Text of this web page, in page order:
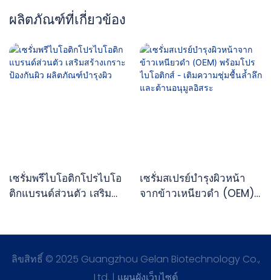
ผลิตภัณฑ์ที่เกี่ยวข้อง
เซรั่มพรีไบโอติกโปรไบโอ
ติกแบรนด์ส่วนตัว เสริม
เซรั่มสเปรย์บำรุงผิวหน้า
จากข้าวเหนียวดำ (OEM)
อนุมูลอิสระ
ลิขสิทธิ์ © 2025 Guangzhou Gelan Biotechnology Co.,